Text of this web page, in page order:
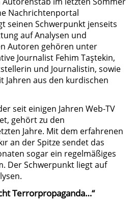
Nachrichtenportal
seinen Schwerpunkt jenseits
auf Analysen und
Autoren gehören unter
Journalist Fehim Taştekin,
und Journalistin, sowie
Jahren aus den kurdischen
seit einigen Jahren Web-TV
gehört zu den
Jahre. Mit dem erfahrenen
an der Spitze sendet das
sogar ein regelmäßiges
Der Schwerpunkt liegt auf
Terrorpropaganda…“